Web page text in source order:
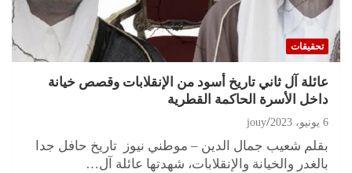
تحقيقات
عائلة آل ثاني تاريخ أسود من الإنقلابات وقصص خيانة
داخل الأسرة الحاكمة القطرية
6 يونيو، 2023 jouy
بقلم شعيب جمال الدين – موطني نيوز تاريخ حافل جدا
بالغدر والخيانة والإنقلابات، شهدتها عائلة آل…